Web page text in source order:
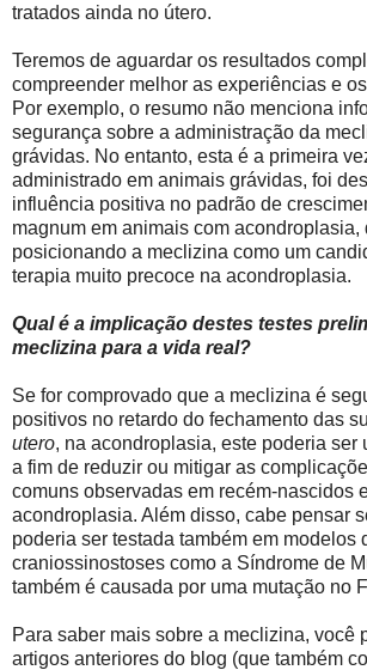
tratados ainda no útero.
Teremos de aguardar os resultados
compreender melhor as experiências e
Por exemplo, o resumo não menciona
segurança sobre a administração da
grávidas. No entanto, esta é a primeira
administrado em animais grávidas, foi
influência positiva no padrão de
magnum em animais com acondroplasia,
posicionando a meclizina como um
terapia muito precoce na acondroplasia.
Qual é a implicação destes testes
meclizina para a vida real?
Se for comprovado que a meclizina é
positivos no retardo do fechamento das
utero, na acondroplasia, este poderia ser
a fim de reduzir ou mitigar as
comuns observadas em recém-nascidos
acondroplasia. Além disso, cabe pensar
poderia ser testada também em modelos
craniossinostoses como a Síndrome de
também é causada por uma mutação no
Para saber mais sobre a meclizina, você
artigos anteriores do blog (que também